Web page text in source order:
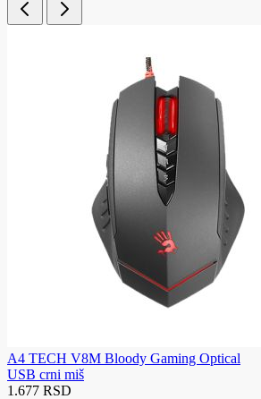
A4 TECH V8M Bloody Gaming Optical
USB crni miš
1.677 RSD